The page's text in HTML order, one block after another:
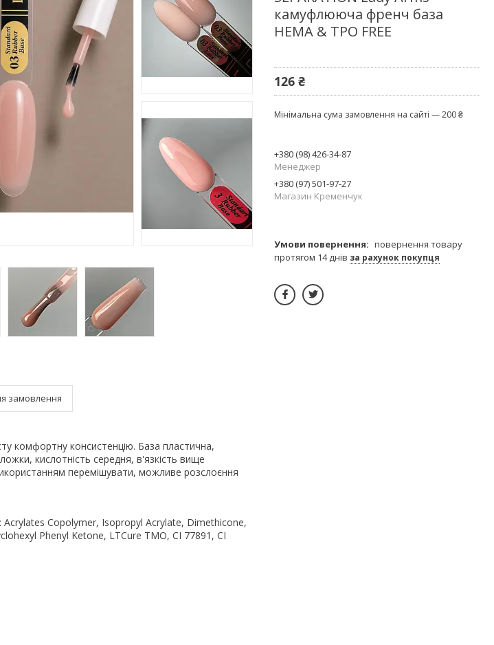
замовлення
комфортну консистенцію. База пластична,
кислотність середня, в'язкість вище
перемішувати, можливе розслоєння
Copolymer, Isopropyl Acrylate, Dimethicone,
Phenyl Ketone, LTCure TMO, CI 77891, CI
камуфлююча френч база
HEMA & TPO FREE
126 ₴
Мінімальна сума замовлення на сайті — 200 ₴
+380 (98) 426-34-87
Менеджер
+380 (97) 501-97-27
Магазин Кременчук
повернення товару
протягом 14 днів за рахунок покупця